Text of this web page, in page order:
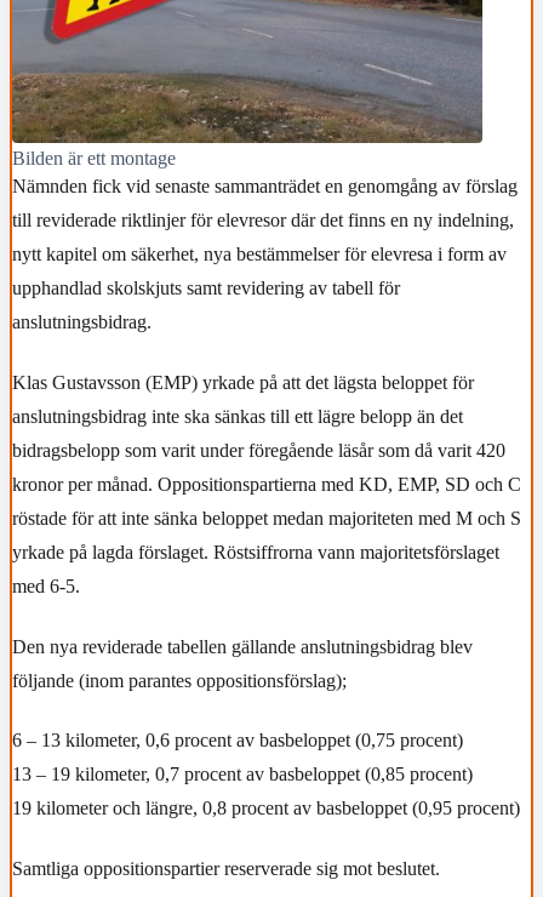
Bilden är ett montage
Nämnden fick vid senaste sammanträdet en genomgång av förslag
till reviderade riktlinjer för elevresor där det finns en ny indelning,
nytt kapitel om säkerhet, nya bestämmelser för elevresa i form av
upphandlad skolskjuts samt revidering av tabell för
anslutningsbidrag.
Klas Gustavsson (EMP) yrkade på att det lägsta beloppet för
anslutningsbidrag inte ska sänkas till ett lägre belopp än det
bidragsbelopp som varit under föregående läsår som då varit 420
kronor per månad. Oppositionspartierna med KD, EMP, SD och C
röstade för att inte sänka beloppet medan majoriteten med M och S
yrkade på lagda förslaget. Röstsiffrorna vann majoritetsförslaget
med 6-5.
Den nya reviderade tabellen gällande anslutningsbidrag blev
följande (inom parantes oppositionsförslag);
6 – 13 kilometer, 0,6 procent av basbeloppet (0,75 procent)
13 – 19 kilometer, 0,7 procent av basbeloppet (0,85 procent)
19 kilometer och längre, 0,8 procent av basbeloppet (0,95 procent)
Samtliga oppositionspartier reserverade sig mot beslutet.